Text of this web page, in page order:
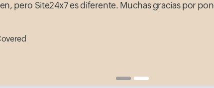
pero Site24x7 es diferente. Muchas gracias por